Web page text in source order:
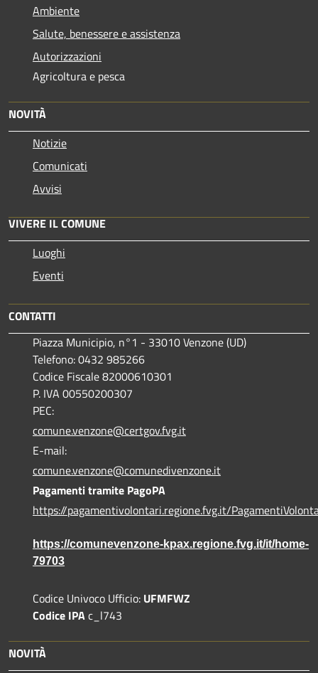
Ambiente
Salute, benessere e assistenza
Autorizzazioni
Agricoltura e pesca
NOVITÀ
Notizie
Comunicati
Avvisi
VIVERE IL COMUNE
Luoghi
Eventi
CONTATTI
Piazza Municipio, n°1 - 33010 Venzone (UD)
Telefono: 0432 985266
Codice Fiscale 82000610301
P. IVA 00550200307
PEC:
comune.venzone@certgov.fvg.it
E-mail:
comune.venzone@comunedivenzone.it
Pagamenti tramite PagoPA
https://pagamentivolontari.regione.fvg.it/
https://comunevenzone-kpax.regione.fvg.it/it/home-
79703
Codice Univoco Ufficio: UFMFWZ
Codice IPAc_l743
NOVITÀ